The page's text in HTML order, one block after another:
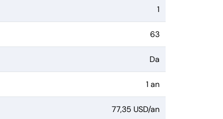
1
63
Da
1 an
77,35 USD/an